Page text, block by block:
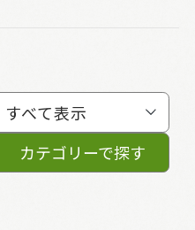
すべて表示
カテゴリーで探す